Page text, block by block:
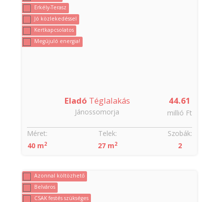
Erkély-Terasz
Jó közlekedéssel
Kertkapcsolatos
Megújuló energia!
44.61
millió Ft
Eladó Téglalakás
Jánossomorja
Szobák:
2
Méret:
40 m2
Telek:
27 m2
Azonnal költözhető
Belváros
CSAK festés szükséges